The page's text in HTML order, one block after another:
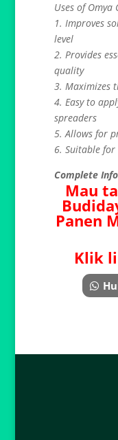
Uses of Omya
1. Improves
level
2. Provides
quality
3. Maximizes
4. Easy to
spreaders
5. Allows for
6. Suitable for
Complete
Mau
Panen
Klik